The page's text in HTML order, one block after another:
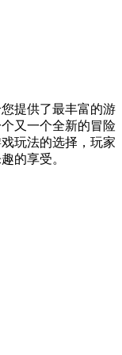
提供了最丰富的游
又一个全新的冒险
玩法的选择，玩家
的享受。